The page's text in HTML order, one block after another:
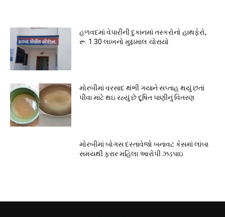
હળવદમાં વેપારીની દુકાનમાં તસ્કરોનો હાથફેરો,
રૂ. 1.30 લાખનો મુદ્દામાલ ચોરાયો
મોરબીમાં વરસાદ થંભી ગયાને સપ્તાહ થયું છતાં
પીવા માટે થઇ રહ્યું છે દૂષિત પાણીનું વિતરણ
મોરબીમાં બોગસ દસ્તાવેજો બનાવટ કેસમાં લાંબા
સમયથી ફરાર મહિલા આરોપી ઝડપાઇ